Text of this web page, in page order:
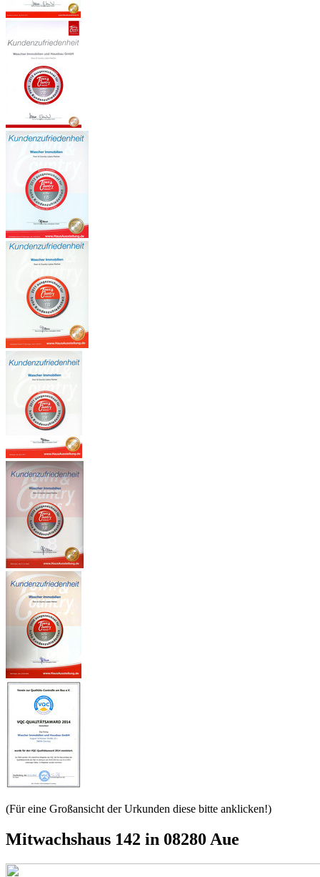
(Für eine Großansicht der Urkunden diese bitte anklicken!)
Mitwachshaus 142 in 08280 Aue